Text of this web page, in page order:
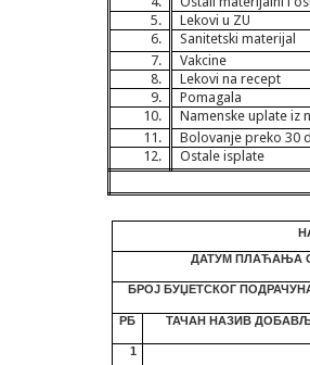
5.
Lekovi u ZU
6.
Sanitetski materijal
7.
Vakcine
8.
Lekovi na recept
9.
Pomagala
10.
Namenske uplate iz
11.
Bolovanje preko 30
12.
Ostale isplate
ДАТУМ ПЛАЋАЊА
БРОЈ БУЏЕТСКОГ
РБ ТАЧАН НАЗИВ
1